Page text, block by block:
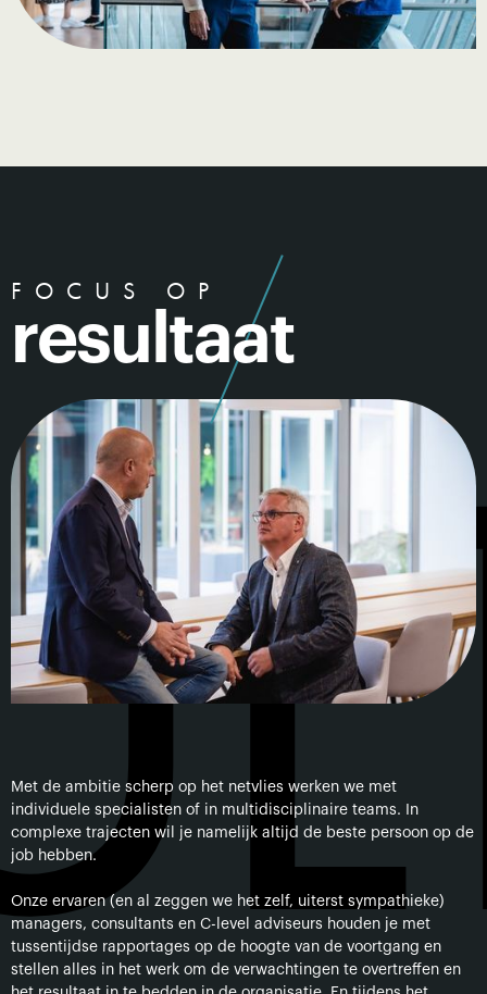
FOCUS OP
resultaat
Met de ambitie scherp op het netvlies werken we met
individuele specialisten of in multidisciplinaire teams. In
complexe trajecten wil je namelijk altijd de beste persoon op de
job hebben.
Onze ervaren (en al zeggen we het zelf, uiterst sympathieke)
managers, consultants en C-level adviseurs houden je met
tussentijdse rapportages op de hoogte van de voortgang en
stellen alles in het werk om de verwachtingen te overtreffen en